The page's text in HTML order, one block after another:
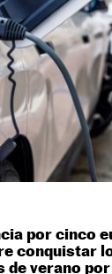
por cinco
conquistar
de verano